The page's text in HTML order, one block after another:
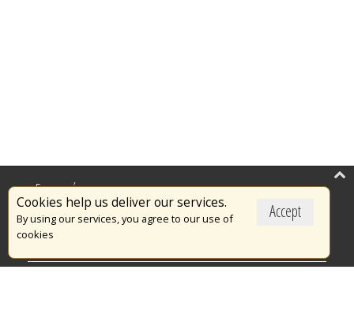
Accept
Cookies help us deliver our services.
By using our services, you agree to our use of
cookies
Επικαιρότητα
Το Πυροσβεστικό Σώμα